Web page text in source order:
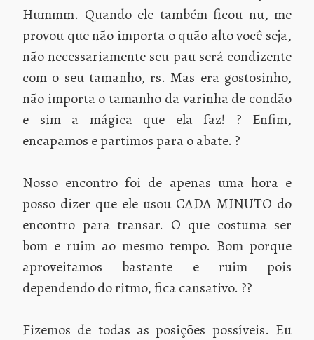
Hummm. Quando ele também ficou nu, me
provou que não importa o quão alto você seja,
não necessariamente seu pau será condizente
com o seu tamanho, rs. Mas era gostosinho,
não importa o tamanho da varinha de condão
e sim a mágica que ela faz! ? Enfim,
encapamos e partimos para o abate. ?
Nosso encontro foi de apenas uma hora e
posso dizer que ele usou CADA MINUTO do
encontro para transar. O que costuma ser
bom e ruim ao mesmo tempo. Bom porque
aproveitamos bastante e ruim pois
dependendo do ritmo, fica cansativo. ?‍?
Fizemos de todas as posições possíveis. Eu